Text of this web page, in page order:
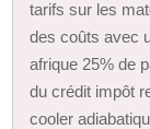
tarifs sur les
des coûts avec
afrique 25% de
du crédit impôt
cooler